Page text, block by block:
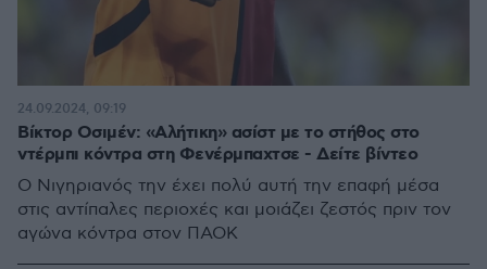
Βίκτορ Οσιμέν: «Αλήτικη» ασίστ με το στήθος στο
ντέρμπι κόντρα στη Φενέρμπαχτσε - Δείτε βίντεο
Ο Νιγηριανός την έχει πολύ αυτή την επαφή μέσα
στις αντίπαλες περιοχές και μοιάζει ζεστός πριν τον
αγώνα κόντρα στον ΠΑΟΚ
24.09.2024, 09:19